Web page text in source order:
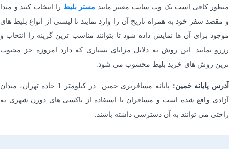
منظور کافی است یک وب سایت معتبر مانند مستر بلیط را انتخاب کنند و مبدا
و مقصد سفر خود به همراه تاریخ آن را وارد نمایند تا لیستی از انواع بلیط های
موجود برای آن ها نمایش داده شود تا بتوانند مناسب ترین گزینه را انتخاب و
رزرو نمایند. این روش به دلایل مزایای بسیاری که دارد امروزه جز محبوب
ترین روش های خرید بلیط محسوب می شود.
آدرس پایانه خمین:
پایانه مسافربری خمین در کیلومتر 1 جاده تهران، میدان
آزادی واقع شده است و مسافران با استفاده از تاکسی های دورن شهری به
راحتی می توانند به آن دسترسی داشته باشند.